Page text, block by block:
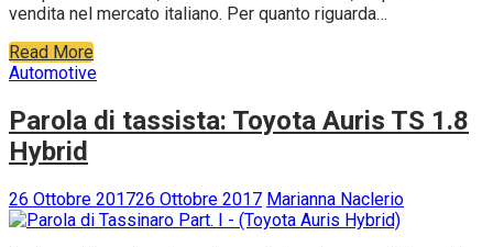
vendita nel mercato italiano. Per quanto riguarda…
Read More
Automotive
Parola di tassista: Toyota Auris TS 1.8
Hybrid
26 Ottobre 201726 Ottobre 2017 Marianna Naclerio